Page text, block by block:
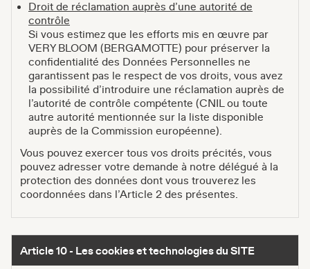
Droit de réclamation auprès d’une autorité de
contrôle
Si vous estimez que les efforts mis en œuvre par
VERY BLOOM (BERGAMOTTE) pour préserver la
confidentialité des Données Personnelles ne
garantissent pas le respect de vos droits, vous avez
la possibilité d’introduire une réclamation auprès de
l’autorité de contrôle compétente (CNIL ou toute
autre autorité mentionnée sur la liste disponible
auprès de la Commission européenne).
Vous pouvez exercer tous vos droits précités, vous
pouvez adresser votre demande à notre délégué à la
protection des données dont vous trouverez les
coordonnées dans l’Article 2 des présentes.
Article 10 - Les cookies et technologies du SITE